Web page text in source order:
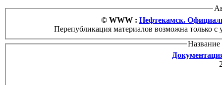
© WWW : Нефтекамск.
Перепубликация материалов возможна только
Название